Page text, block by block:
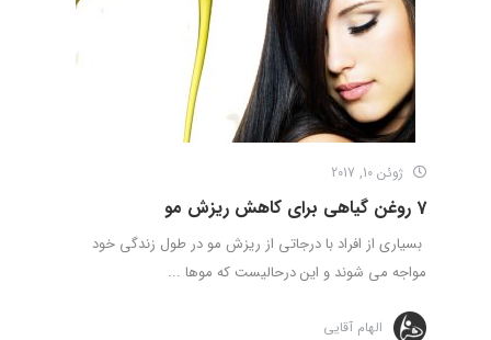
ژوئن 10, 2017
7 روغن گیاهی برای کاهش ریزش مو
بسیاری از افراد با درجاتی از ریزش مو در طول زندگی خود
مواجه می شوند و این درحالیست که موها ...
الهام آقایی